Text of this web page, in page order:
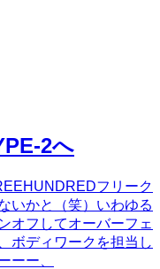
2へ
フリーク
いかと（笑）いわゆる
オフしてオーバーフェ
ボディワークを担当し
ーー、